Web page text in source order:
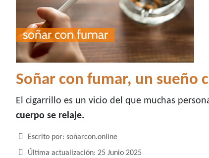
Soñar con fumar, un sueño
El cigarrillo es un vicio del que muchas
cuerpo se relaje.
Detalles
Escrito por: soñarcon.online
Última actualización: 25 Junio 2025